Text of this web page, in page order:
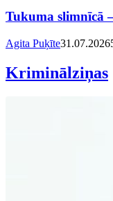
Tukuma slimnīcā
Agita Puķīte31.07.2026
Kriminālziņas